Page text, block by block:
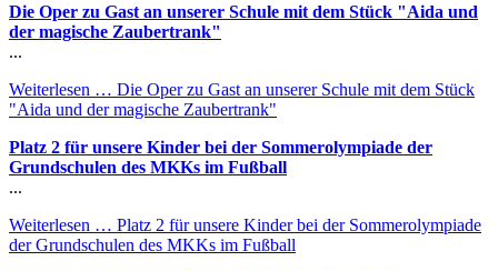
Die Oper zu Gast an unserer Schule mit dem Stück "Aida und
der magische Zaubertrank"
...
Weiterlesen … Die Oper zu Gast an unserer Schule mit dem Stück
"Aida und der magische Zaubertrank"
Platz 2 für unsere Kinder bei der Sommerolympiade der
Grundschulen des MKKs im Fußball
...
Weiterlesen … Platz 2 für unsere Kinder bei der Sommerolympiade
der Grundschulen des MKKs im Fußball